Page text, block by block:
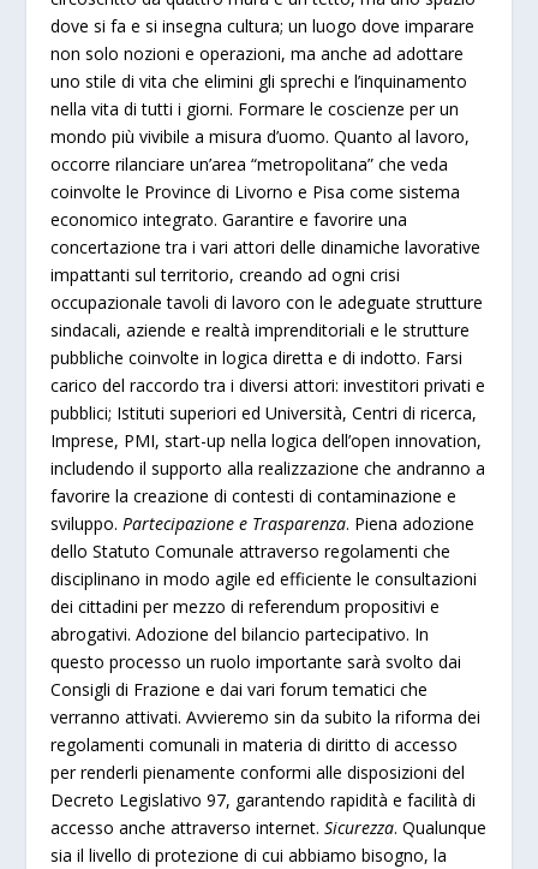
dove si fa e si insegna cultura; un luogo dove imparare
non solo nozioni e operazioni, ma anche ad adottare
uno stile di vita che elimini gli sprechi e l’inquinamento
nella vita di tutti i giorni. Formare le coscienze per un
mondo più vivibile a misura d’uomo. Quanto al lavoro,
occorre rilanciare un’area “metropolitana” che veda
coinvolte le Province di Livorno e Pisa come sistema
economico integrato. Garantire e favorire una
concertazione tra i vari attori delle dinamiche lavorative
impattanti sul territorio, creando ad ogni crisi
occupazionale tavoli di lavoro con le adeguate strutture
sindacali, aziende e realtà imprenditoriali e le strutture
pubbliche coinvolte in logica diretta e di indotto. Farsi
carico del raccordo tra i diversi attori: investitori privati e
pubblici; Istituti superiori ed Università, Centri di ricerca,
Imprese, PMI, start-up nella logica dell’open innovation,
includendo il supporto alla realizzazione che andranno a
favorire la creazione di contesti di contaminazione e
sviluppo. Partecipazione e Trasparenza. Piena adozione
dello Statuto Comunale attraverso regolamenti che
disciplinano in modo agile ed efficiente le consultazioni
dei cittadini per mezzo di referendum propositivi e
abrogativi. Adozione del bilancio partecipativo. In
questo processo un ruolo importante sarà svolto dai
Consigli di Frazione e dai vari forum tematici che
verranno attivati. Avvieremo sin da subito la riforma dei
regolamenti comunali in materia di diritto di accesso
per renderli pienamente conformi alle disposizioni del
Decreto Legislativo 97, garantendo rapidità e facilità di
accesso anche attraverso internet.Sicurezza. Qualunque
sia il livello di protezione di cui abbiamo bisogno, la